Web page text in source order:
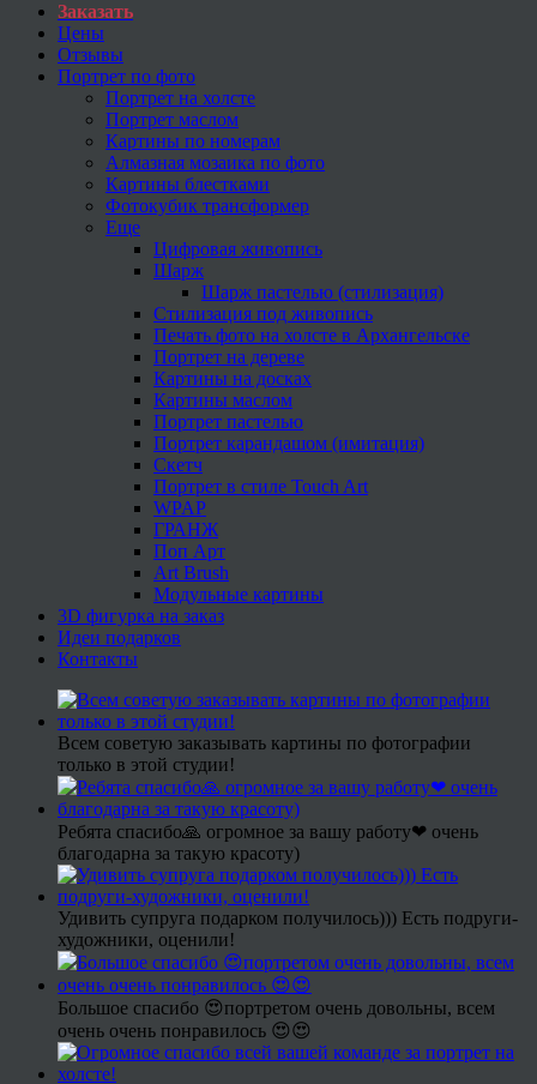
Заказать
Цены
Отзывы
Портрет по фото
Портрет на холсте
Портрет маслом
Картины по номерам
Алмазная мозаика по фото
Картины блестками
Фотокубик трансформер
Еще
Цифровая живопись
Шарж
Шарж пастелью (стилизация)
Стилизация под живопись
Печать фото на холсте в Архангельске
Портрет на дереве
Картины на досках
Картины маслом
Портрет пастелью
Портрет карандашом (имитация)
Скетч
Портрет в стиле Touch Art
WPAP
ГРАНЖ
Поп Арт
Art Brush
Модульные картины
3D фигурка на заказ
Идеи подарков
Контакты
Всем советую заказывать картины по фотографии
только в этой студии!
Ребята спасибо🙏 огромное за вашу работу❤ очень
благодарна за такую красоту)
Удивить супруга подарком получилось))) Есть подруги-
художники, оценили!
Большое спасибо 😍портретом очень довольны, всем
очень очень понравилось 😍😍